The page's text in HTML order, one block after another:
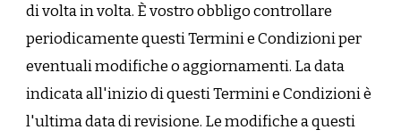
di volta in volta. È vostro obbligo controllare
periodicamente questi Termini e Condizioni per
eventuali modifiche o aggiornamenti. La data
indicata all'inizio di questi Termini e Condizioni è
l'ultima data di revisione. Le modifiche a questi